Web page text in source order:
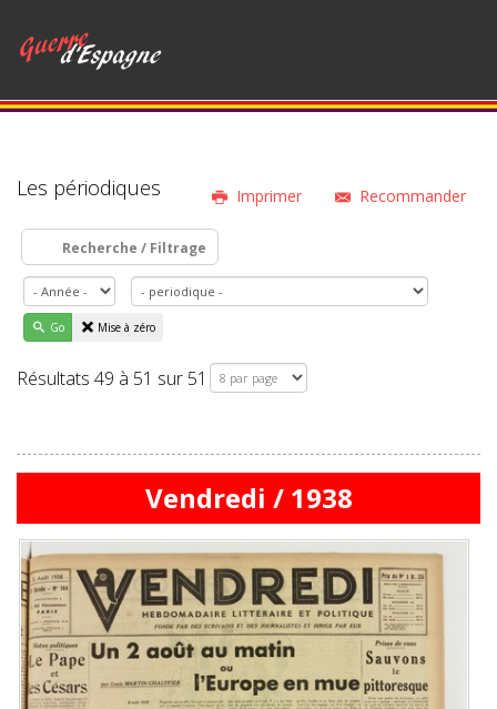
Imprimer Recommander
Les périodiques
Recherche / Filtrage
Go Mise à zéro
Résultats 49 à 51 sur 51
Vendredi / 1938